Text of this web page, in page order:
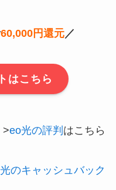
60,000円還元／
はこちら
>eo光の評判 はこちら
のキャッシュバック